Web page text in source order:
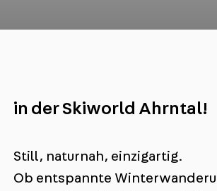
in der Skiworld Ahrntal!
Still, naturnah, einzigartig.
Ob entspannte